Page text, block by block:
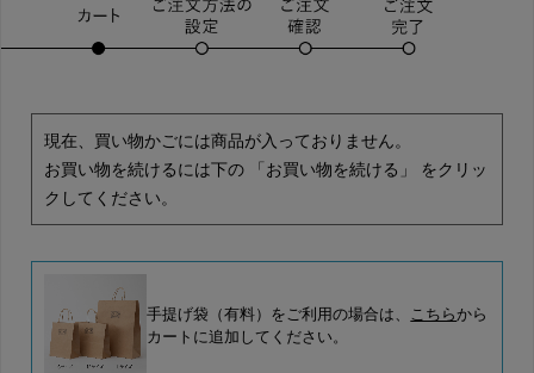
現在、買い物かごには商品が入っておりません。
お買い物を続けるには下の 「お買い物を続ける」 をクリッ
クしてください。
手提げ袋（有料）をご利用の場合は、 こちらから
カートに追加してください。